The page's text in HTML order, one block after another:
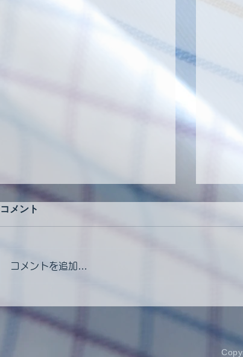
令和８年度クリーニング師試
験予備講習会開催のお知らせ
令和
試
程に
コメント
コメントを追加…